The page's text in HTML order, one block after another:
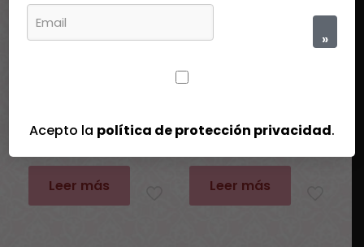
Bufanda Color Block Ezcaray
94,00€
Leer más
Foulard Ezcaray Mohair Liso
42,95€
Leer más
»
Acepto la política de protección privacidad.